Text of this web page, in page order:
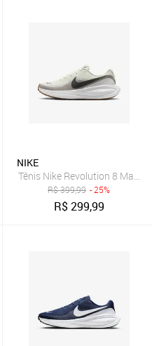
NIKE
Tênis Nike Revolution 8
R$399,99 - 25%
R$299,99